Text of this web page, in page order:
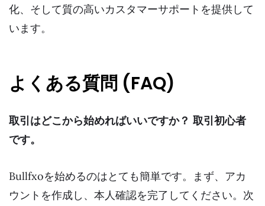
化、そして質の高いカスタマーサポートを提供して
います。
よくある質問 (FAQ)
取引はどこから始めればいいですか？ 取引初心者
です。
Bullfxoを始めるのはとても簡単です。まず、アカ
ウントを作成し、本人確認を完了してください。次